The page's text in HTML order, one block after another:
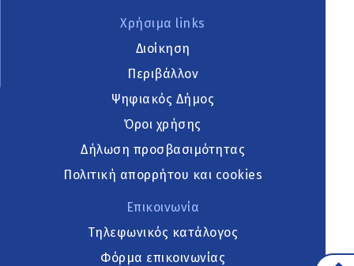
Χρήσιμα links
Διοίκηση
Περιβάλλον
Ψηφιακός Δήμος
Όροι χρήσης
Δήλωση προσβασιμότητας
Πολιτική απορρήτου και cookies
Επικοινωνία
Τηλεφωνικός κατάλογος
Φόρμα επικοινωνίας